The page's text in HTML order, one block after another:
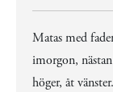
Matas med
imorgon,
höger, åt